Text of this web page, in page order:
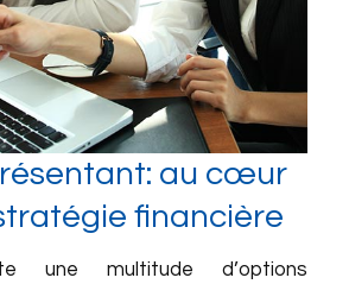
au cœur
financière
une multitude d’options